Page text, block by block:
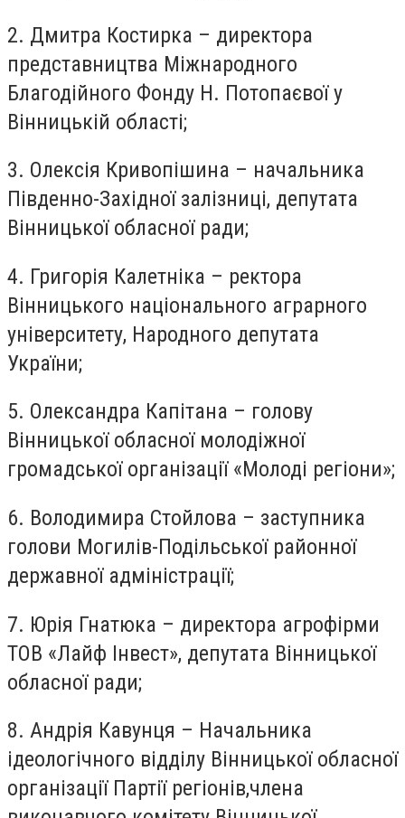
2. Дмитра Костирка – директора
представництва Міжнародного
Благодійного Фонду Н. Потопаєвої у
Вінницькій області;
3. Олексія Кривопішина – начальника
Південно-Західної залізниці, депутата
Вінницької обласної ради;
4. Григорія Калетніка – ректора
Вінницького національного аграрного
університету, Народного депутата
України;
5. Олександра Капітана – голову
Вінницької обласної молодіжної
громадської організації «Молоді регіони»;
6. Володимира Стойлова – заступника
голови Могилів-Подільської районної
державної адміністрації;
7. Юрія Гнатюка – директора агрофірми
ТОВ «Лайф Інвест», депутата Вінницької
обласної ради;
8. Андрія Кавунця – Начальника
ідеологічного відділу Вінницької обласної
організації Партії регіонів,члена